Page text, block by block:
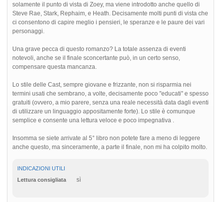
solamente il punto di vista di Zoey, ma viene introdotto anche quello di
Steve Rae, Stark, Rephaim, e Heath. Decisamente molti punti di vista che
ci consentono di capire meglio i pensieri, le speranze e le paure dei vari
personaggi.
Una grave pecca di questo romanzo? La totale assenza di eventi
notevoli, anche se il finale sconcertante può, in un certo senso,
compensare questa mancanza.
Lo stile delle Cast, sempre giovane e frizzante, non si risparmia nei
termini usati che sembrano, a volte, decisamente poco "educati" e spesso
gratuiti (ovvero, a mio parere, senza una reale necessità data dagli eventi
di utilizzare un linguaggio appositamente forte). Lo stile è comunque
semplice e consente una lettura veloce e poco impegnativa .
Insomma se siete arrivate al 5° libro non potete fare a meno di leggere
anche questo, ma sinceramente, a parte il finale, non mi ha colpito molto.
INDICAZIONI UTILI
Lettura consigliata
sì